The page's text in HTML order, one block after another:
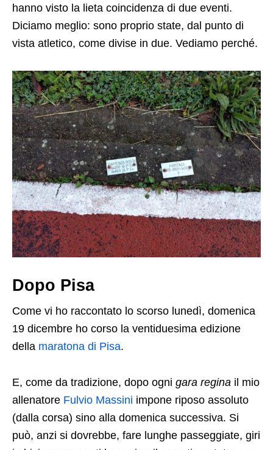
hanno visto la lieta coincidenza di due eventi.
Diciamo meglio: sono proprio state, dal punto di
vista atletico, come divise in due. Vediamo perché.
Dopo Pisa
Come vi ho raccontato lo scorso lunedì, domenica
19 dicembre ho corso la ventiduesima edizione
della maratona di Pisa.
E, come da tradizione, dopo ogni gara regina il mio
allenatore Fulvio Massini impone riposo assoluto
(dalla corsa) sino alla domenica successiva. Si
può, anzi si dovrebbe, fare lunghe passeggiate, giri